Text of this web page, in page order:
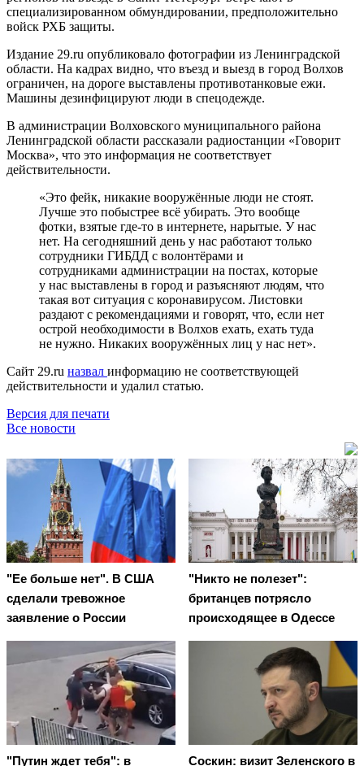
специализированном обмундировании, предположительно
войск РХБ защиты.
Издание 29.ru опубликовало фотографии из Ленинградской
области. На кадрах видно, что въезд и выезд в город Волхов
ограничен, на дороге выставлены противотанковые ежи.
Машины дезинфицируют люди в спецодежде.
В администрации Волховского муниципального района
Ленинградской области рассказали радиостанции «Говорит
Москва», что это информация не соответствует
действительности.
«Это фейк, никакие вооружённые люди не стоят.
Лучше это побыстрее всё убирать. Это вообще
фотки, взятые где-то в интернете, нарытые. У нас
нет. На сегодняшний день у нас работают только
сотрудники ГИБДД с волонтёрами и
сотрудниками администрации на постах, которые
у нас выставлены в город и разъясняют людям, что
такая вот ситуация с коронавирусом. Листовки
раздают с рекомендациями и говорят, что, если нет
острой необходимости в Волхов ехать, ехать туда
не нужно. Никаких вооружённых лиц у нас нет».
Сайт 29.ru назвал информацию не соответствующей
действительности и удалил статью.
Версия для печати
Все новости
"Ее больше нет". В США
сделали тревожное
заявление о России
"Никто не полезет":
британцев потрясло
происходящее в Одессе
"Путин ждет тебя": в Соскин: визит Зеленского в